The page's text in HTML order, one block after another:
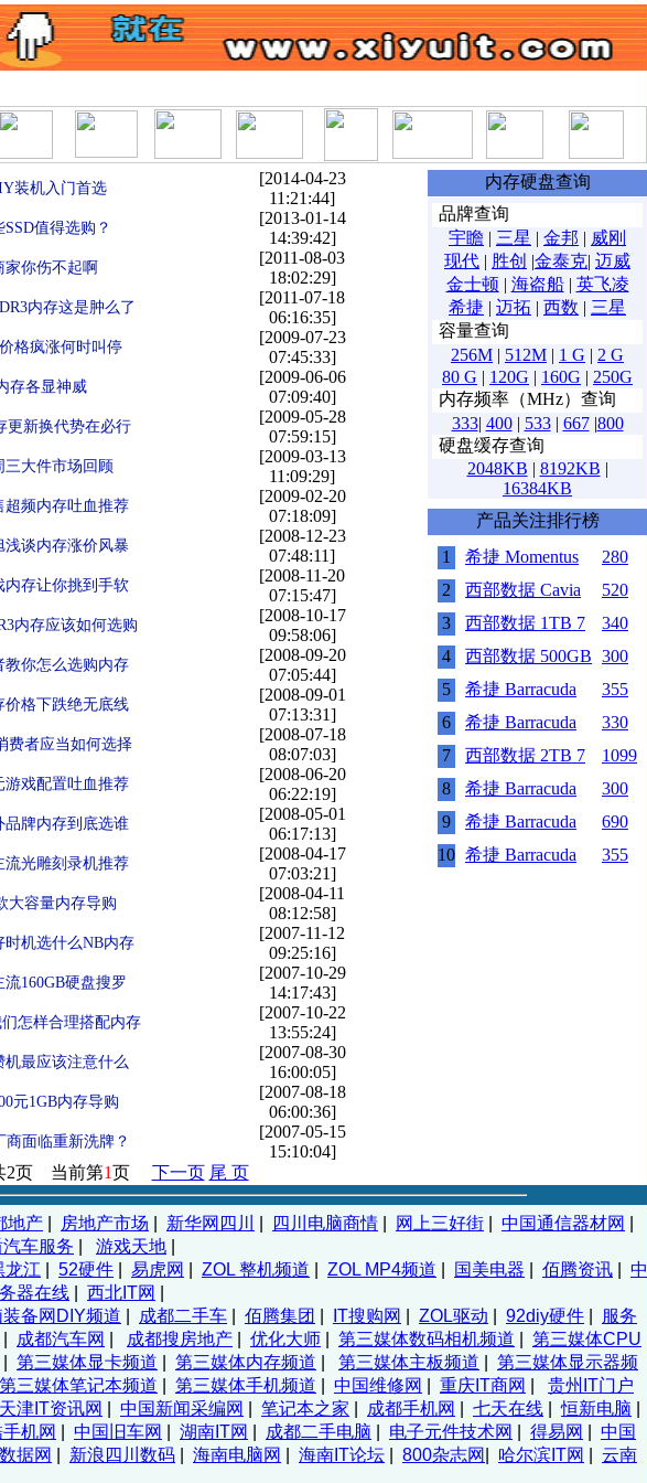
装机入门首选
[2014-04-23
11:21:44]
值得选购？
[2013-01-14
14:39:42]
你伤不起啊
[2011-08-03
18:02:29]
内存这是肿么了
[2011-07-18
06:16:35]
格疯涨何时叫停
[2009-07-23
07:45:33]
存各显神威
[2009-06-06
07:09:40]
更新换代势在必行
[2009-05-28
07:59:15]
大件市场回顾
[2009-03-13
11:09:29]
超频内存吐血推荐
[2009-02-20
07:18:09]
浅谈内存涨价风暴
[2008-12-23
07:48:11]
内存让你挑到手软
[2008-11-20
07:15:47]
内存应该如何选购
[2008-10-17
09:58:06]
教你怎么选购内存
[2008-09-20
07:05:44]
价格下跌绝无底线
[2008-09-01
07:13:31]
费者应当如何选择
[2008-07-18
08:07:03]
游戏配置吐血推荐
[2008-06-20
06:22:19]
品牌内存到底选谁
[2008-05-01
06:17:13]
流光雕刻录机推荐
[2008-04-17
07:03:21]
大容量内存导购
[2008-04-11
08:12:58]
时机选什么NB内存
[2007-11-12
09:25:16]
160GB硬盘搜罗
[2007-10-29
14:17:43]
怎样合理搭配内存
[2007-10-22
13:55:24]
最应该注意什么
[2007-08-30
16:00:05]
元1GB内存导购
[2007-08-18
06:00:36]
面临重新洗牌？
[2007-05-15
15:10:04]
2页 当前第1页 下一页 尾 页
内存硬盘查询
品牌查询
宇瞻 | 三星 | 金邦 | 威刚
现代 | 胜创 |金泰克| 迈威
金士顿 | 海盗船| 英飞凌
希捷 | 迈拓 | 西数 | 三星
容量查询
256M | 512M | 1 G | 2 G
80 G | 120G | 160G | 250G
内存频率（MHz）查询
333| 400| 533| 667|800
硬盘缓存查询
2048KB | 8192KB |
16384KB
产品关注排行榜
1
希捷 Momentus
280
2
西部数据 Cavia
520
3
西部数据 1TB 7
340
4
西部数据 500GB 300
5
希捷 Barracuda
355
6
希捷 Barracuda
330
7
西部数据 2TB 7
1099
8
希捷 Barracuda
300
9
希捷 Barracuda
690
10 希捷 Barracuda 355
地产 房地产市场 新华网四川 四川电脑商情 网上三好街 中国通信器材网
车服务
游戏天地
龙江
52硬件 易虎网 ZOL 整机频道 ZOL MP4频道 国美电器 佰腾资讯
中
器在线
西北IT网
装备网DIY频道
成都二手车 佰腾集团 IT搜购网 ZOL驱动 92diy硬件
服务
成都汽车网 成都搜房地产 优化大师 第三媒体数码相机频道
第三媒体CPU
第三媒体显卡频道 第三媒体内存频道 第三媒体主板频道
第三媒体显示器频
第三媒体笔记本频道 第三媒体手机频道 中国维修网 重庆IT商网
贵州IT门户
天津IT资讯网 中国新闻采编网 笔记本之家 成都手机网 七天在线 |恒新电脑
机网
中国旧车网 湖南IT网 成都二手电脑 电子元件技术网 得易网
中国
据网
新浪四川数码 海南电脑网 海南IT论坛 800杂志网 哈尔滨IT网
云南